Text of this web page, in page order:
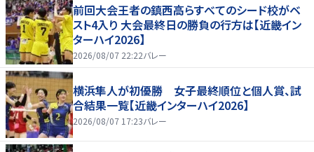
前回大会王者の鎮西高らすべてのシード校がベ
スト4入り 大会最終日の勝負の行方は【近畿イン
ターハイ2026】
2026/08/07 22:22バレー
横浜隼人が初優勝 女子最終順位と個人賞、試
合結果一覧【近畿インターハイ2026】
2026/08/07 17:23バレー